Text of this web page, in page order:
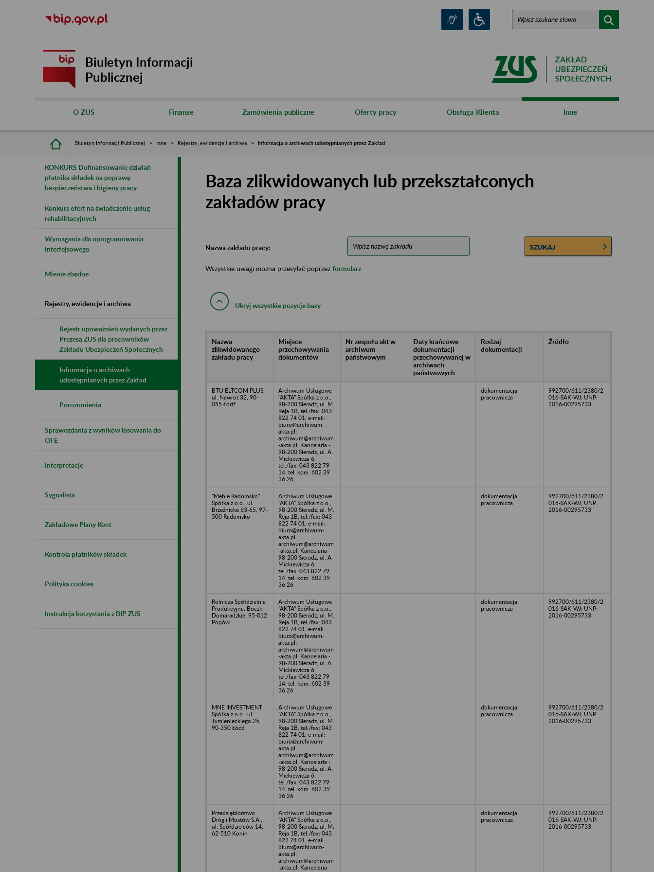
Biuletyn Informacji
Publicznej
O ZUS Finanse Zamówienia publiczne Oferty pracy Obsługa Klienta Inne
Biuletyn Informacji Publicznej Inne Rejestry, ewidencje i archiwa Informacja o archiwach udostępnianych przez Zakład
KONKURS Dofinansowanie działań
płatnika składek na poprawę
bezpieczeństwa i higieny pracy
Konkurs ofert na świadczenie usług
rehabilitacyjnych
Wymagania dla oprogramowania
interfejsowego
Mienie zbędne
Rejestry, ewidencje i archiwa
Rejestr upoważnień wydanych przez
Prezesa ZUS dla pracowników
Zakładu Ubezpieczeń Społecznych
Informacja o archiwach
udostępnianych przez Zakład
Porozumienia
Sprawozdania z wyników losowania do
OFE
Interpretacje
Sygnalista
Zakładowe Plany Kont
Kontrola płatników składek
Polityka cookies
Instrukcja korzystania z BIP ZUS
Baza zlikwidowanych lub przekształconych
zakładów pracy
Nazwa zakładu pracy: SZUKAJ
Wszystkie uwagi można przesyłać poprzez formularz
Ukryj wszystkie pozycje bazy
Nazwa
zlikwidowanego
zakładu pracy
Miejsce
przechowywania
dokumentów
Nr zespołu akt w
archiwum
państwowym
Daty krańcowe
dokumentacji
przechowywanej w
archiwach
państwowych
Rodzaj
dokumentacji
Źródło
BTU ELTCOM PLUS,
ul. Nawrot 32, 90-
055 Łódź
Archiwum Usługowe
"AKTA" Spółka z o.o.,
98-200 Sieradz, ul. M.
Reja 1B, tel./fax: 043
822 74 01; e-mail:
biuro@archiwum-
akta.pl;
archiwum@archiwum
-akta.pl; Kancelaria -
98-200 Sieradz, ul. A.
Mickiewicza 6,
tel./fax: 043 822 79
14; tel. kom. 602 39
36 26
dokumentacja
pracownicza
992700/611/2380/2
016-SAK-WJ; UNP:
2016-00295733
"Meble Radomsko"
Spółka z o.o., ul.
Brzeźnicka 63-65, 97-
500 Radomsko
Archiwum Usługowe
"AKTA" Spółka z o.o.,
98-200 Sieradz, ul. M.
Reja 1B, tel./fax: 043
822 74 01; e-mail:
biuro@archiwum-
akta.pl;
archiwum@archiwum
-akta.pl; Kancelaria -
98-200 Sieradz, ul. A.
Mickiewicza 6,
tel./fax: 043 822 79
14; tel. kom. 602 39
36 26
dokumentacja
pracownicza
992700/611/2380/2
016-SAK-WJ; UNP:
2016-00295733
Rolnicza Spółdzielnia
Produkcyjna, Boczki
Domaradzkie, 95-012
Popów
Archiwum Usługowe
"AKTA" Spółka z o.o.,
98-200 Sieradz, ul. M.
Reja 1B, tel./fax: 043
822 74 01; e-mail:
biuro@archiwum-
akta.pl;
archiwum@archiwum
-akta.pl; Kancelaria -
98-200 Sieradz, ul. A.
Mickiewicza 6,
tel./fax: 043 822 79
14; tel. kom. 602 39
36 26
dokumentacja
pracownicza
992700/611/2380/2
016-SAK-WJ; UNP:
2016-00295733
MNE INVESTMENT
Spółka z o.o., ul.
Tymienieckiego 25,
90-350 Łódź
Archiwum Usługowe
"AKTA" Spółka z o.o.,
98-200 Sieradz, ul. M.
Reja 1B, tel./fax: 043
822 74 01; e-mail:
biuro@archiwum-
akta.pl;
archiwum@archiwum
-akta.pl; Kancelaria -
98-200 Sieradz, ul. A.
Mickiewicza 6,
tel./fax: 043 822 79
14; tel. kom. 602 39
36 26
dokumentacja
pracownicza
992700/611/2380/2
016-SAK-WJ; UNP:
2016-00295733
Przedsiębiorstwo
Dróg i Mostów S.A.,
ul. Spółdzielców 14,
62-510 Konin
Archiwum Usługowe
"AKTA" Spółka z o.o.,
98-200 Sieradz, ul. M.
Reja 1B, tel./fax: 043
822 74 01; e-mail:
biuro@archiwum-
akta.pl;
archiwum@archiwum
-akta.pl; Kancelaria -
dokumentacja
pracownicza
992700/611/2380/2
016-SAK-WJ; UNP:
2016-00295733